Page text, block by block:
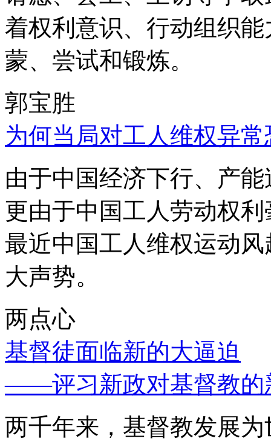
着权利意识、行动组织
蒙、尝试和锻炼。
郭宝胜
为何当局对工人维权异
由于中国经济下行、产
更由于中国工人劳动权
最近中国工人维权运动
大声势。
两点心
基督徒面临新的大逼迫
——评习新政对基督教的
两千年来，基督教发展